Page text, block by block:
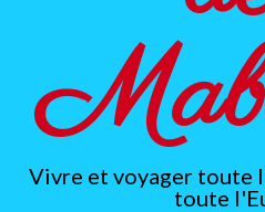
Vivre et voyager toute
toute